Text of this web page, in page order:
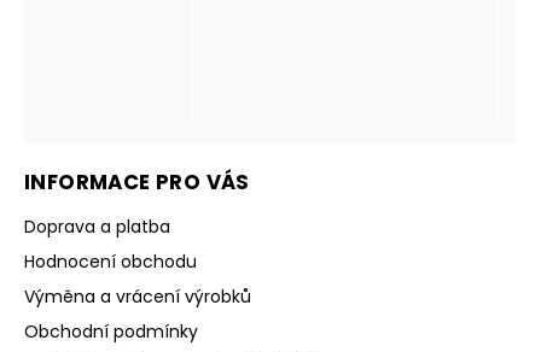
INFORMACE PRO VÁS
Doprava a platba
Hodnocení obchodu
Výměna a vrácení výrobků
Obchodní podmínky